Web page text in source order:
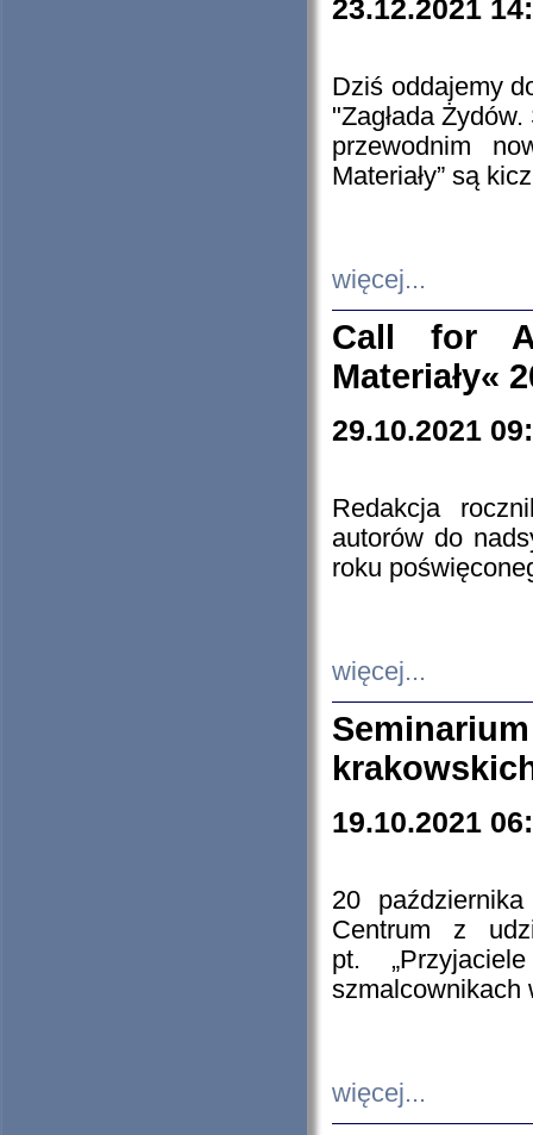
23.12.2021
Dziś oddajemy
"Zagłada
przewodnim
Materiały” są
więcej...
Call for
Materiały«
29.10.2021
Redakcja
autorów do
roku
więcej...
19.10.2021
20
Centrum z
pt.
szmalcownikach
więcej...